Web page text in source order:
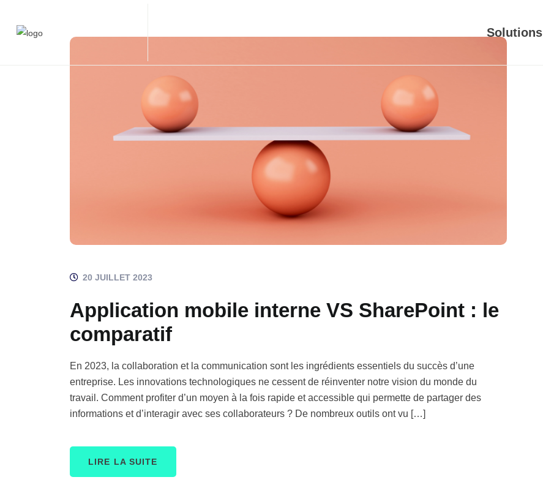
Solutions
20 JUILLET 2023
Application mobile interne VS SharePoint : le
comparatif
En 2023, la collaboration et la communication sont les ingrédients essentiels du succès d’une
entreprise. Les innovations technologiques ne cessent de réinventer notre vision du monde du
travail. Comment profiter d’un moyen à la fois rapide et accessible qui permette de partager des
informations et d’interagir avec ses collaborateurs ? De nombreux outils ont vu […]
LIRE LA SUITE